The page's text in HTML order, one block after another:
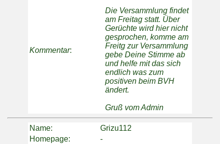
Kommentar:
Die Versammlung findet
am Freitag statt. Über
Gerüchte wird hier nicht
gesprochen, komme am
Freitg zur Versammlung
gebe Deine Stimme ab
und helfe mit das sich
endlich was zum
positiven beim BVH
ändert.
Gruß vom Admin
Name:
Grizu112
Homepage:
-